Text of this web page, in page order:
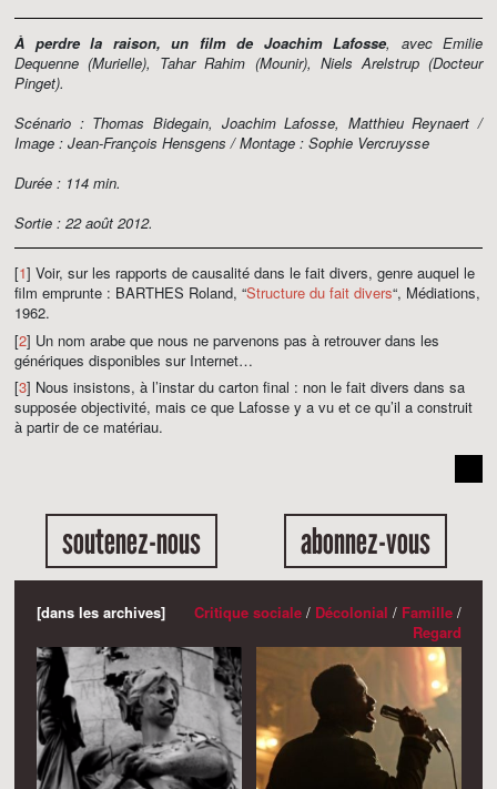
À perdre la raison, un film de Joachim Lafosse, avec Emilie
Dequenne (Murielle), Tahar Rahim (Mounir), Niels Arelstrup (Docteur
Pinget).
Scénario : Thomas Bidegain, Joachim Lafosse, Matthieu Reynaert /
Image : Jean-François Hensgens / Montage : Sophie Vercruysse
Durée : 114 min.
Sortie : 22 août 2012.
[1] Voir, sur les rapports de causalité dans le fait divers, genre auquel le
film emprunte : BARTHES Roland, “Structure du fait divers“, Médiations,
1962.
[2] Un nom arabe que nous ne parvenons pas à retrouver dans les
génériques disponibles sur Internet…
[3] Nous insistons, à l’instar du carton final : non le fait divers dans sa
supposée objectivité, mais ce que Lafosse y a vu et ce qu’il a construit
à partir de ce matériau.
soutenez-nous abonnez-vous
[dans les archives] Critique sociale/ Décolonial / Famille/
Regard